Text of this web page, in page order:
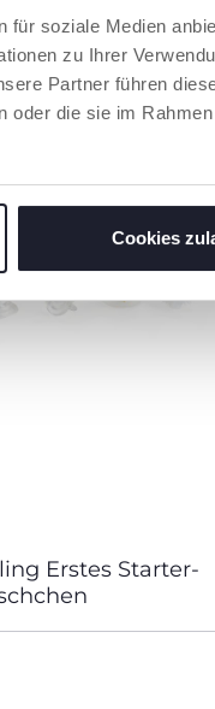
für soziale Medien
zu Ihrer
Partner führen
oder die sie im
Cookies
150 ml,
0M+
Erstes Starter-